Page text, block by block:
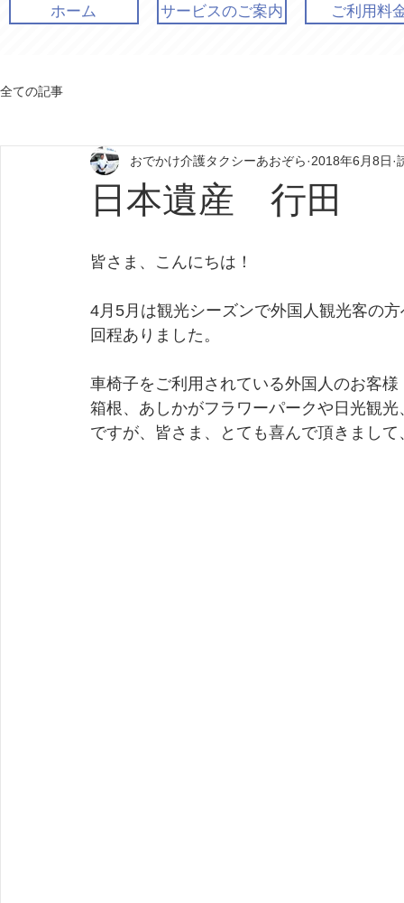
ホーム サービスのご案内 ご利用料
全ての記事
日本遺産 行田
おでかけ介護タクシーあおぞら 2018年6月8日
皆さま、こんにちは！
4月5月は観光シーズンで外国人観光客の
回程ありました。
車椅子をご利用されている外国人のお客
箱根、あしかがフラワーパークや日光観
ですが、皆さま、とても喜んで頂きまし